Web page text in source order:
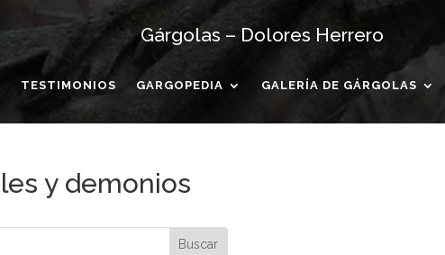
Gárgolas – Dolores Herrero
TESTIMONIOS GARGOPEDIA GALERÍA DE GÁRGOLAS
y demonios